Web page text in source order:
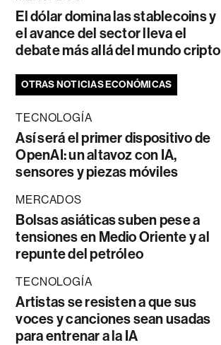
El dólar domina las stablecoins y
el avance del sector lleva el
debate más allá del mundo cripto
OTRAS NOTICIAS ECONÓMICAS
TECNOLOGÍA
Así será el primer dispositivo de
OpenAI: un altavoz con IA,
sensores y piezas móviles
MERCADOS
Bolsas asiáticas suben pese a
tensiones en Medio Oriente y al
repunte del petróleo
TECNOLOGÍA
Artistas se resisten a que sus
voces y canciones sean usadas
para entrenar a la IA